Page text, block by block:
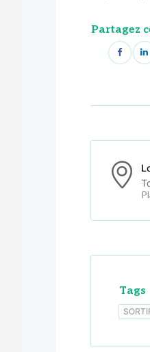
Partagez
Tags